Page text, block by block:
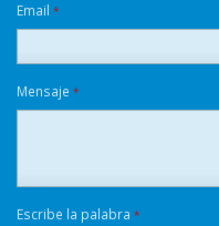
Email *
Mensaje *
Escribe la palabra *